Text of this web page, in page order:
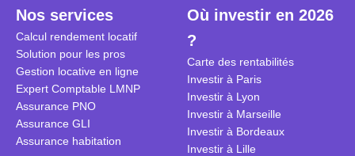
est-ce rentable ? Quels sont les
frais à prévoir ? Les différentes
conditions à remplir ?
encore ne
d’autres
Nos services
Calcul rendement locatif
Solution pour les pros
Gestion locative en ligne
Expert Comptable LMNP
Assurance PNO
Assurance GLI
Assurance habitation
Où investir en 2026
?
Carte des rentabilités
Investir à Paris
Investir à Lyon
Investir à Marseille
Investir à Bordeaux
Investir à Lille